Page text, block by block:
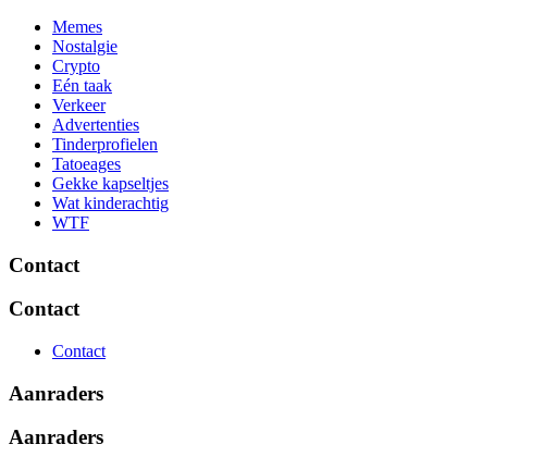
Memes
Nostalgie
Crypto
Eén taak
Verkeer
Advertenties
Tinderprofielen
Tatoeages
Gekke kapseltjes
Wat kinderachtig
WTF
Contact
Contact
Contact
Aanraders
Aanraders